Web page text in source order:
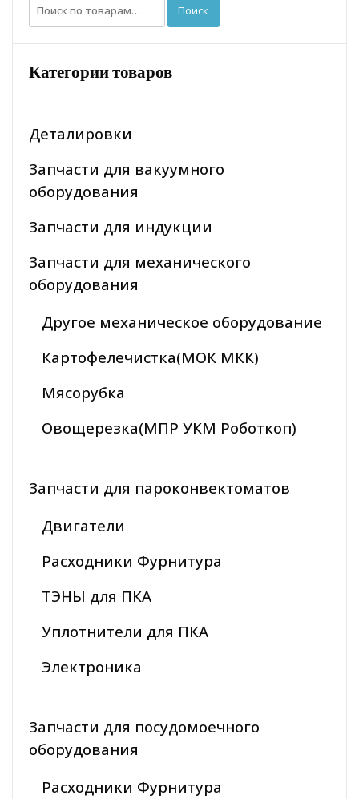
Искать: Поиск
Категории товаров
Деталировки
Запчасти для вакуумного
оборудования
Запчасти для индукции
Запчасти для механического
оборудования
Другое механическое оборудование
Картофелечистка(МОК МКК)
Мясорубка
Овощерезка(МПР УКМ Роботкоп)
Запчасти для пароконвектоматов
Двигатели
Расходники Фурнитура
ТЭНЫ для ПКА
Уплотнители для ПКА
Электроника
Запчасти для посудомоечного
оборудования
Расходники Фурнитура